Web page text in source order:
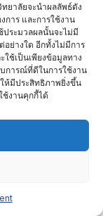
ยาลัยจะนำผลลัพธ์ดัง
การ และการใช้งาน
ประมวลผลนั้นจะไม่มี
อย่างใด อีกทั้งไม่มีการ
ใช้เป็นเพียงข้อมูลทาง
การณ์ที่ดีในการใช้งาน
ห้มีประสิทธิภาพยิ่งขึ้น
ช้งานคุกกี้ได้
รอบรมด้านพัฒนา
2562